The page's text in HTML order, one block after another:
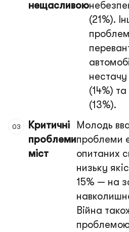
нещасливою
(21%).
нестачу
(14%)
(13%).
Критичні
проблеми
міст
Молодь
проблеми
опитаних
низьку
15% — на
Війна